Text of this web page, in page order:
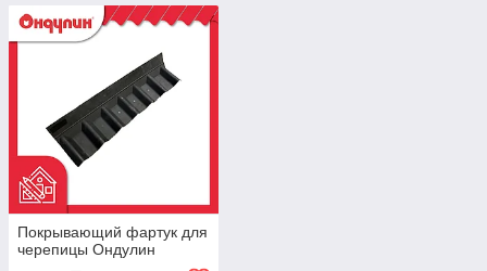
Покрывающий фартук для
черепицы Ондулин